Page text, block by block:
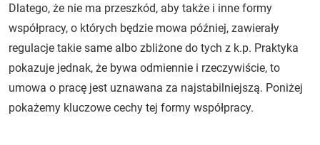
Dlatego, że nie ma przeszkód, aby także i inne formy
współpracy, o których będzie mowa później, zawierały
regulacje takie same albo zbliżone do tych z k.p. Praktyka
pokazuje jednak, że bywa odmiennie i rzeczywiście, to
umowa o pracę jest uznawana za najstabilniejszą. Poniżej
pokażemy kluczowe cechy tej formy współpracy.